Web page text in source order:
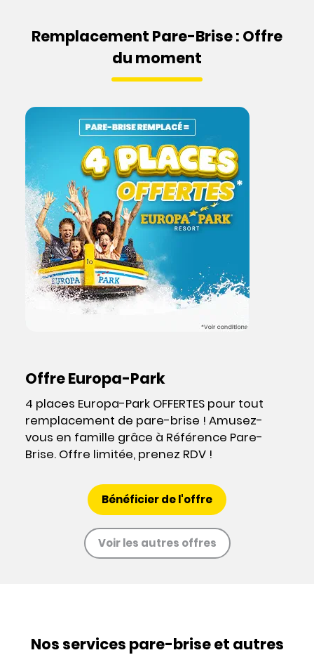
Remplacement Pare-Brise : Offre
du moment
Offre Europa-Park
4 places Europa-Park OFFERTES pour tout
remplacement de pare-brise ! Amusez-
vous en famille grâce à Référence Pare-
Brise. Offre limitée, prenez RDV !
Bénéficier de l'offre
Voir les autres offres
Nos services pare-brise et autres